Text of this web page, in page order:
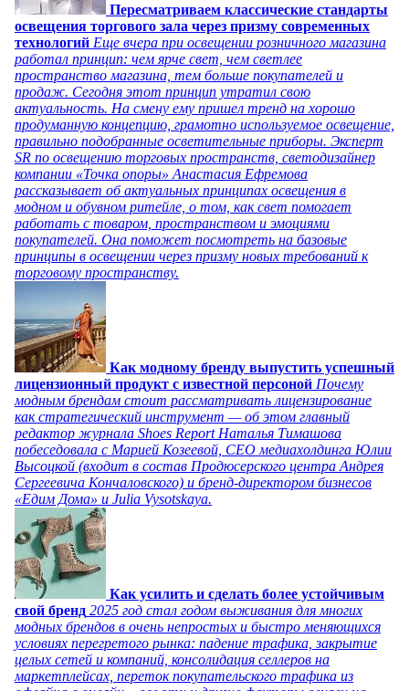
Пересматриваем классические стандарты
освещения торгового зала через призму современных
технологий Еще вчера при освещении розничного магазина
работал принцип: чем ярче свет, чем светлее
пространство магазина, тем больше покупателей и
продаж. Сегодня этот принцип утратил свою
актуальность. На смену ему пришел тренд на хорошо
продуманную концепцию, грамотно используемое освещение,
правильно подобранные осветительные приборы. Эксперт
SR по освещению торговых пространств, светодизайнер
компании «Точка опоры» Анастасия Ефремова
рассказывает об актуальных принципах освещения в
модном и обувном ритейле, о том, как свет помогает
работать с товаром, пространством и эмоциями
покупателей. Она поможет посмотреть на базовые
принципы в освещении через призму новых требований к
торговому пространству.
Как модному бренду выпустить успешный
лицензионный продукт с известной персоной Почему
модным брендам стоит рассматривать лицензирование
как стратегический инструмент — об этом главный
редактор журнала Shoes Report Наталья Тимашова
побеседовала с Марией Козеевой, СЕО медиахолдинга Юлии
Высоцкой (входит в состав Продюсерского центра Андрея
Сергеевича Кончаловского) и бренд-директором бизнесов
«Едим Дома» и Julia Vysotskaya.
Как усилить и сделать более устойчивым
свой бренд 2025 год стал годом выживания для многих
модных брендов в очень непростых и быстро меняющихся
условиях перегретого рынка: падение трафика, закрытие
целых сетей и компаний, консолидация селлеров на
маркетплейсах, переток покупательского трафика из